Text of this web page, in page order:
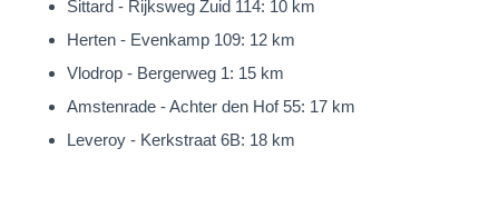
Sittard - Rijksweg Zuid 114: 10 km
Herten - Evenkamp 109: 12 km
Vlodrop - Bergerweg 1: 15 km
Amstenrade - Achter den Hof 55: 17 km
Leveroy - Kerkstraat 6B: 18 km